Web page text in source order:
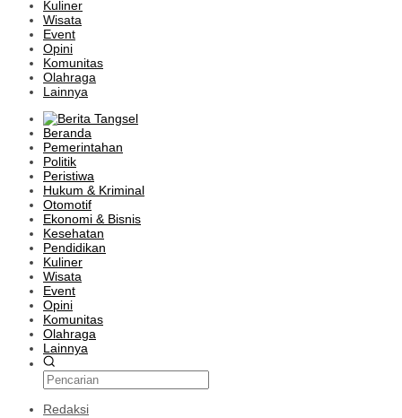
Kuliner
Wisata
Event
Opini
Komunitas
Olahraga
Lainnya
Beranda
Pemerintahan
Politik
Peristiwa
Hukum & Kriminal
Otomotif
Ekonomi & Bisnis
Kesehatan
Pendidikan
Kuliner
Wisata
Event
Opini
Komunitas
Olahraga
Lainnya
Redaksi